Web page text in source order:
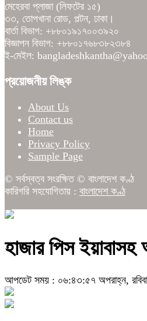
মেহেরবা প্লাজা (লিফটের ১৫)
৩৩, তোপখানা রোড, পল্টন, ঢাকা।
বার্তা বিভাগ: +৮৮০১৯১৭০০৩৯২০
বিজ্ঞাপন বিভাগ: +৮৮০১৭৬৮৩৮২৩৮৪
ই-মেইল:
প্রয়োজনীয় লিঙ্ক
About Us
Contact us
Home
Privacy Policy
Sample Page
© সর্বস্বত্ব সংরক্ষিত © বাংলাদেশ কণ্ঠ
কারিগরি সহযোগিতায় : বাংলাদেশ কণ্ঠ
হাজার পিস
আপডেট সময় : ০৬:৪৩:৫৭ অপরাহ্ন,